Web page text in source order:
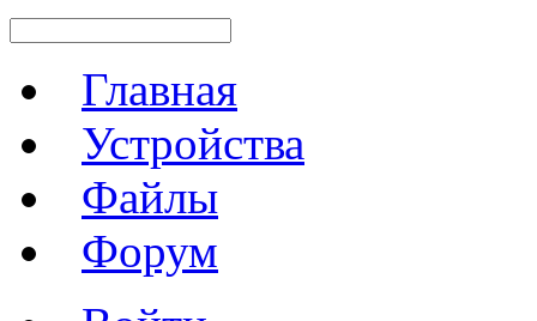
Главная
Устройства
Файлы
Форум